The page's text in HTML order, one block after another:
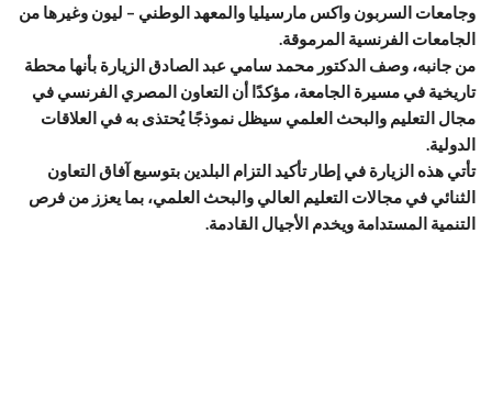
وجامعات السربون واكس مارسيليا والمعهد الوطني – ليون وغيرها من
الجامعات الفرنسية المرموقة.
من جانبه، وصف الدكتور محمد سامي عبد الصادق الزيارة بأنها محطة
تاريخية في مسيرة الجامعة، مؤكدًا أن التعاون المصري الفرنسي في
مجال التعليم والبحث العلمي سيظل نموذجًا يُحتذى به في العلاقات
الدولية.
تأتي هذه الزيارة في إطار تأكيد التزام البلدين بتوسيع آفاق التعاون
الثنائي في مجالات التعليم العالي والبحث العلمي، بما يعزز من فرص
التنمية المستدامة ويخدم الأجيال القادمة.